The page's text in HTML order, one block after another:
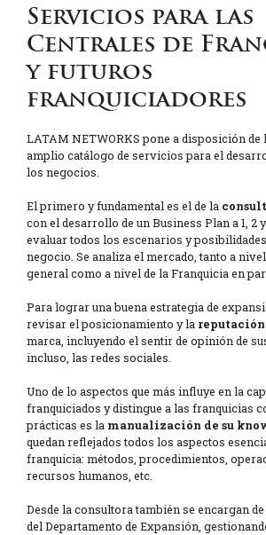
Servicios para las
Centrales de
y futuros
franquiciadores
LATAM NETWORKS pone a disposición de
amplio catálogo de servicios para el
los negocios.
El primero y fundamental es el de la
con el desarrollo de un Business Plan a 1, 2
evaluar todos los escenarios y
negocio. Se analiza el mercado, tanto a
general como a nivel de la Franquicia en
Para lograr una buena estrategia de
revisar el posicionamiento y la
marca, incluyendo el sentir de opinión de
incluso, las redes sociales.
Uno de lo aspectos que más influye en la
franquiciados y distingue a las franquicias
prácticas es la manualización de su
quedan reflejados todos los aspectos
franquicia: métodos, procedimientos,
recursos humanos, etc.
Desde la consultora también se encargan
del Departamento de Expansión,